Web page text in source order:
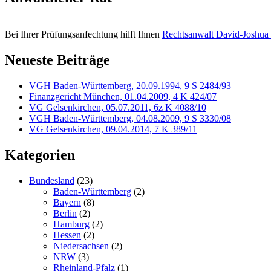
Bei Ihrer Prüfungsanfechtung hilft Ihnen Rechtsanwalt David-
Neueste Beiträge
VGH Baden-Württemberg, 20.09.1994, 9 S 2484/93
Finanzgericht München, 01.04.2009, 4 K 424/07
VG Gelsenkirchen, 05.07.2011, 6z K 4088/10
VGH Baden-Württemberg, 04.08.2009, 9 S 3330/08
VG Gelsenkirchen, 09.04.2014, 7 K 389/11
Kategorien
Bundesland (23)
Baden-Württemberg (2)
Bayern (8)
Berlin (2)
Hamburg (2)
Hessen (2)
Niedersachsen (2)
NRW (3)
Rheinland-Pfalz (1)